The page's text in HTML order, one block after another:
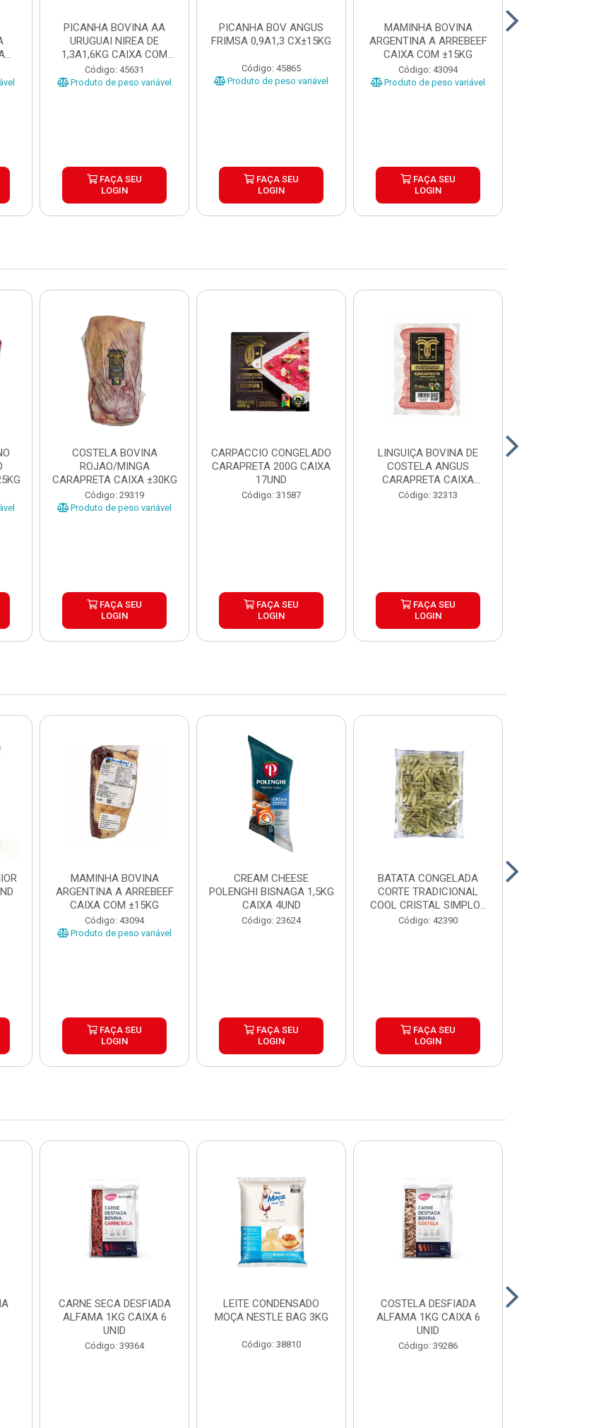
PICANHA BOVINA AA
URUGUAI NIREA DE
1,3A1,6KG CAIXA COM
±15KG
Código: 45631
Produto de peso variável
FAÇA SEU
LOGIN
PICANHA BOV ANGUS
FRIMSA 0,9A1,3 CX±15KG
Código: 45865
Produto de peso variável
FAÇA SEU
LOGIN
MAMINHA BOVINA
ARGENTINA A ARREBEEF
CAIXA COM ±15KG
Código: 43094
Produto de peso variável
FAÇA SEU
LOGIN
COSTELA BOVINA
ROJAO/MINGA
CARAPRETA CAIXA ±30KG
Código: 29319
Produto de peso variável
FAÇA SEU
LOGIN
CARPACCIO CONGELADO
CARAPRETA 200G CAIXA
17UND
Código: 31587
FAÇA SEU
LOGIN
LINGUIÇA BOVINA DE
COSTELA ANGUS
CARAPRETA CAIXA
24X300G
Código: 32313
FAÇA SEU
LOGIN
MAMINHA BOVINA
ARGENTINA A ARREBEEF
CAIXA COM ±15KG
Código: 43094
Produto de peso variável
FAÇA SEU
LOGIN
CREAM CHEESE
POLENGHI BISNAGA 1,5KG
CAIXA 4UND
Código: 23624
FAÇA SEU
LOGIN
BATATA CONGELADA
CORTE TRADICIONAL
COOL CRISTAL SIMPLOT
CAIX...
Código: 42390
FAÇA SEU
LOGIN
CARNE SECA DESFIADA
ALFAMA 1KG CAIXA 6
UNID
Código: 39364
LEITE CONDENSADO
MOÇA NESTLE BAG 3KG
Código: 38810
COSTELA DESFIADA
ALFAMA 1KG CAIXA 6
UNID
Código: 39286